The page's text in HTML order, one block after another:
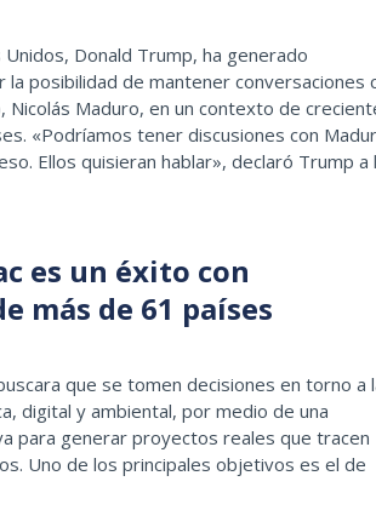
Donald Trump, ha generado
la posibilidad de mantener conversaciones
Maduro, en un contexto de
«Podríamos tener discusiones con
Ellos quisieran hablar», declaró Trump a
es un éxito con
más de 61 países
que se tomen decisiones en torno a
digital y ambiental, por medio de una
para generar proyectos reales que tracen
Uno de los principales objetivos es el de